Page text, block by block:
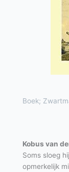
Boek;
Kobus van
Soms sloeg
opmerkelijk